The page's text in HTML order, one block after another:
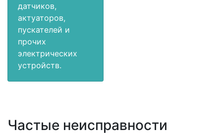
датчиков,
актуаторов,
пускателей и
прочих
электрических
устройств.
Частые неисправности